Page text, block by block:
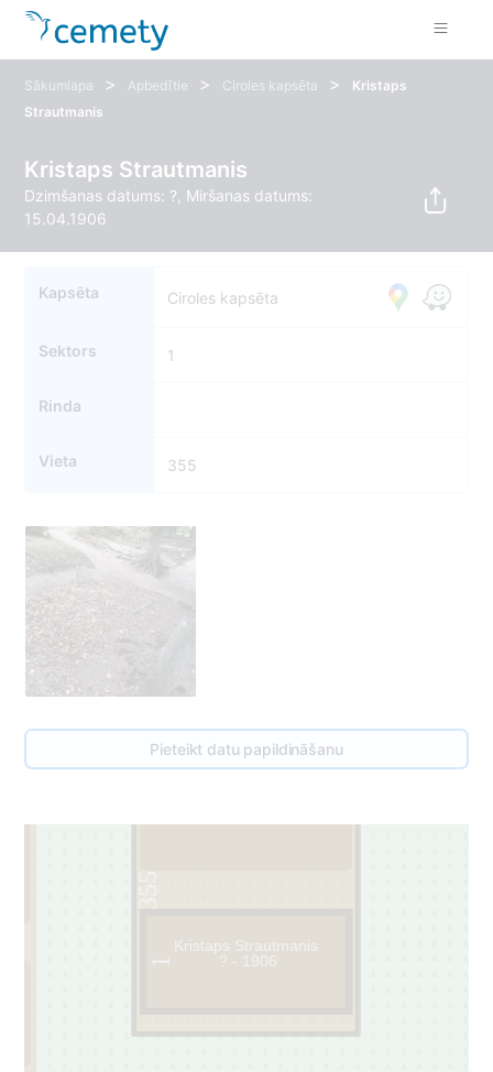
Sākumlapa > Apbedītie > Ciroles kapsēta >
Kristaps
Strautmanis
Kristaps Strautmanis
Dzimšanas datums: ?, Miršanas datums:
15.04.1906
Kapsēta Ciroles kapsēta
Sektors 1
Rinda
Vieta 355
Pieteikt datu papildināšanu
355
1
Kristaps Strautmanis
? - 1906